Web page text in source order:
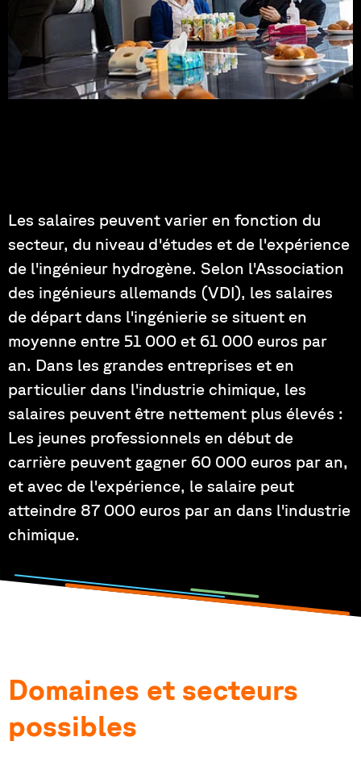
Les salaires peuvent varier en fonction du
secteur, du niveau d'études et de l'expérience
de l'ingénieur hydrogène. Selon l'Association
des ingénieurs allemands (VDI), les salaires
de départ dans l'ingénierie se situent en
moyenne entre 51 000 et 61 000 euros par
an. Dans les grandes entreprises et en
particulier dans l'industrie chimique, les
salaires peuvent être nettement plus élevés :
Les jeunes professionnels en début de
carrière peuvent gagner 60 000 euros par an,
et avec de l'expérience, le salaire peut
atteindre 87 000 euros par an dans l'industrie
chimique.
Domaines et secteurs
possibles